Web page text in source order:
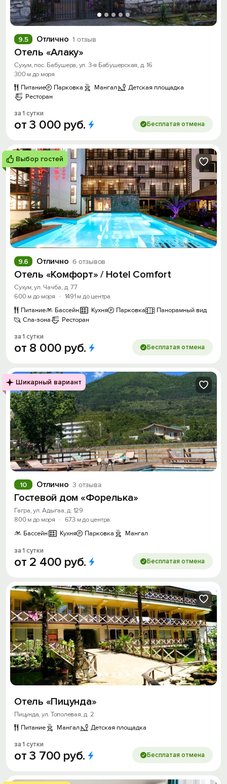
Отлично 1 отзыв
9.5
Отель «Алаку»
Сухум, пос. Бабушера, ул. 3-я Бабушерская, д. 16
300 м до моря
Питание
Парковка Мангал
Детская площадка
Ресторан
за 1 сутки
от3 000 руб. Бесплатая отмена
Выбор гостей
Отлично 6 отзывов
9.6
Отель «Комфорт» / Hotel Comfort
Сухум, ул. Чачба, д. 77
600 м до моря
· 1491 м до центра
Питание
Бассейн Кухня Парковка
Панорамный вид
Спа-зона
Ресторан
за 1 сутки
от 8 000 руб. Бесплатая отмена
Шикарный вариант
Отлично 3 отзыва
10
Гостевой дом «Форелька»
Гагра, ул. Адыгаа, д. 129
800 м до моря
· 673 м до центра
Бассейн
Кухня Парковка Мангал
за 1 сутки
от 2 400 руб. Бесплатая отмена
Отель «Пицунда»
Пицунда, ул. Тополевая, д. 2
Питание
Мангал Детская площадка
за 1 сутки
от3 700 руб. Бесплатая отмена